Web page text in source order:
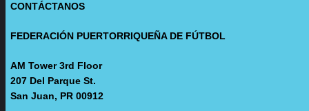
CONTÁCTANOS
FEDERACIÓN PUERTORRIQUEÑA DE FÚTBOL
AM Tower 3rd Floor
207 Del Parque St.
San Juan, PR 00912